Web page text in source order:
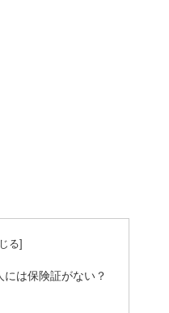
は保険証がない？